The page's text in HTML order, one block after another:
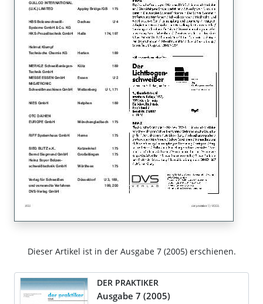
Dieser Artikel ist in der Ausgabe 7 (2005) erschienen.
DER PRAKTIKER
Ausgabe 7 (2005)